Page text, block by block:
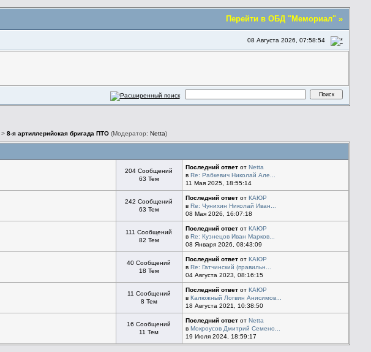
Перейти в ОБД "Мемориал" »
08 Августа 2026, 07:58:54
>8-я артиллерийская бригада ПТО (Модератор: Netta)
204 Сообщений
63 Тем
Последний ответот Netta
в Re: Рабкевич Николай Але...
11 Мая 2025, 18:55:14
242 Сообщений
63 Тем
Последний ответот КАЮР
в Re: Чунихин Николай Иван...
08 Мая 2026, 16:07:18
111 Сообщений
82 Тем
Последний ответот КАЮР
в Re: Кузнецов Иван Марков...
08 Января 2026, 08:43:09
40 Сообщений
18 Тем
Последний ответот КАЮР
в Re: Гатчинский (правильн...
04 Августа 2023, 08:16:15
11 Сообщений
8 Тем
Последний ответот КАЮР
в Калюжный Логвин Анисимов...
18 Августа 2021, 10:38:50
16 Сообщений
11 Тем
Последний ответот Netta
в Мокроусов Дмитрий Семено...
19 Июля 2024, 18:59:17